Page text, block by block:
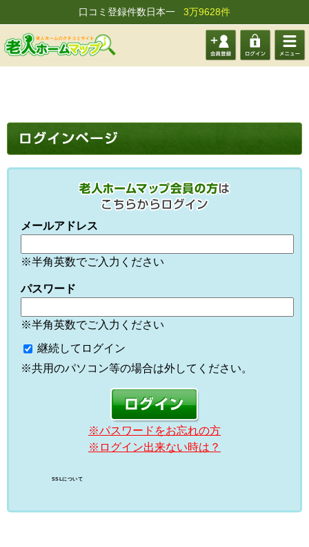
口コミ登録件数日本一 3万9628件
会員登 ログイ メニュ
メールアドレス
※半角英数でご入力ください
パスワード
※半角英数でご入力ください
継続してログイン
※共用のパソコン等の場合は外してください。
※パスワードをお忘れの方
※ログイン出来ない時は？
SSLについて